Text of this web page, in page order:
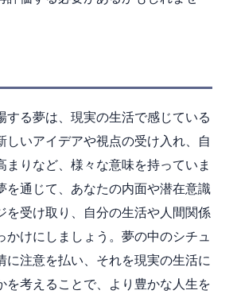
する夢は、現実の生活で感じている
しいアイデアや視点の受け入れ、自
まりなど、様々な意味を持っていま
を通じて、あなたの内面や潜在意識
を受け取り、自分の生活や人間関係
かけにしましょう。夢の中のシチュ
に注意を払い、それを現実の生活に
を考えることで、より豊かな人生を